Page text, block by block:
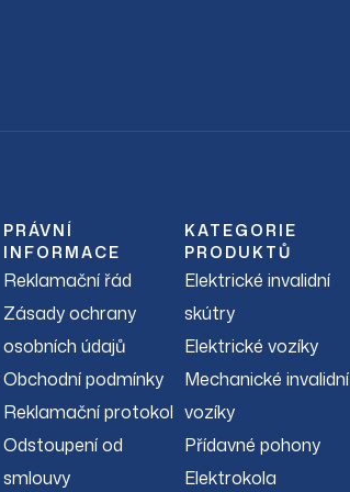
PRÁVNÍ
INFORMACE
Reklamační řád
Zásady ochrany
osobních údajů
Obchodní podmínky
Reklamační protokol
Odstoupení od
smlouvy
KATEGORIE
PRODUKTŮ
Elektrické invalidní
skútry
Elektrické vozíky
Mechanické invalidní
vozíky
Přídavné pohony
Elektrokola